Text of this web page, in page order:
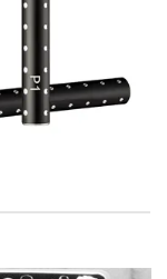
15,23
incl. btw (excl.
12,59